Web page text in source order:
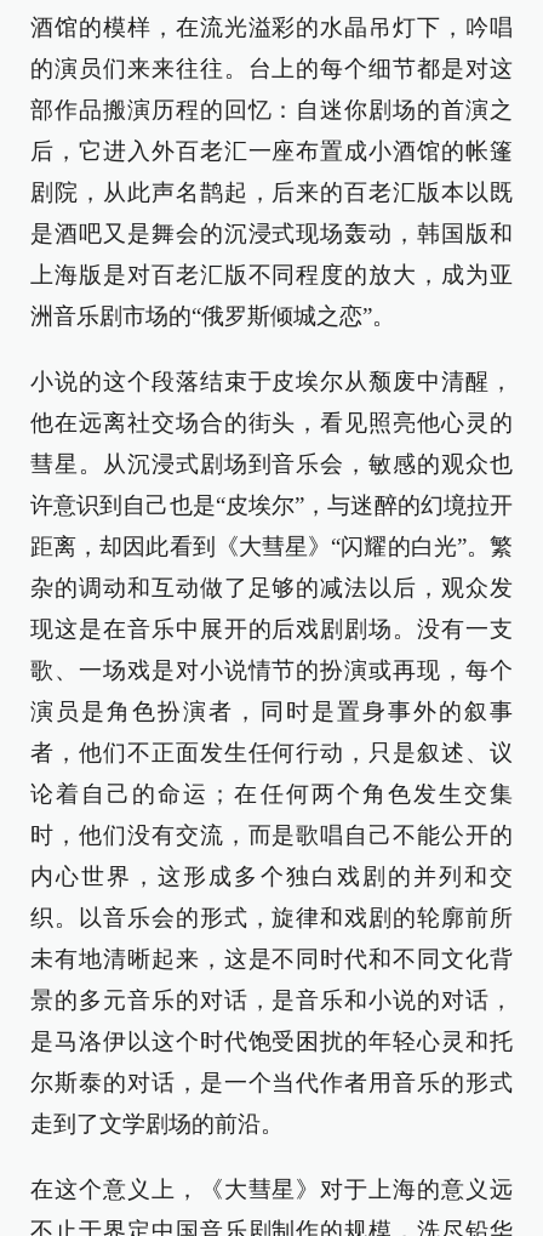
酒馆的模样，在流光溢彩的水晶吊灯下，吟唱
的演员们来来往往。台上的每个细节都是对这
部作品搬演历程的回忆：自迷你剧场的首演之
后，它进入外百老汇一座布置成小酒馆的帐篷
剧院，从此声名鹊起，后来的百老汇版本以既
是酒吧又是舞会的沉浸式现场轰动，韩国版和
上海版是对百老汇版不同程度的放大，成为亚
洲音乐剧市场的“俄罗斯倾城之恋”。
小说的这个段落结束于皮埃尔从颓废中清醒，
他在远离社交场合的街头，看见照亮他心灵的
彗星。从沉浸式剧场到音乐会，敏感的观众也
许意识到自己也是“皮埃尔”，与迷醉的幻境拉开
距离，却因此看到《大彗星》“闪耀的白光”。繁
杂的调动和互动做了足够的减法以后，观众发
现这是在音乐中展开的后戏剧剧场。没有一支
歌、一场戏是对小说情节的扮演或再现，每个
演员是角色扮演者，同时是置身事外的叙事
者，他们不正面发生任何行动，只是叙述、议
论着自己的命运；在任何两个角色发生交集
时，他们没有交流，而是歌唱自己不能公开的
内心世界，这形成多个独白戏剧的并列和交
织。以音乐会的形式，旋律和戏剧的轮廓前所
未有地清晰起来，这是不同时代和不同文化背
景的多元音乐的对话，是音乐和小说的对话，
是马洛伊以这个时代饱受困扰的年轻心灵和托
尔斯泰的对话，是一个当代作者用音乐的形式
走到了文学剧场的前沿。
在这个意义上，《大彗星》对于上海的意义远
不止于界定中国音乐剧制作的规模，洗尽铅华